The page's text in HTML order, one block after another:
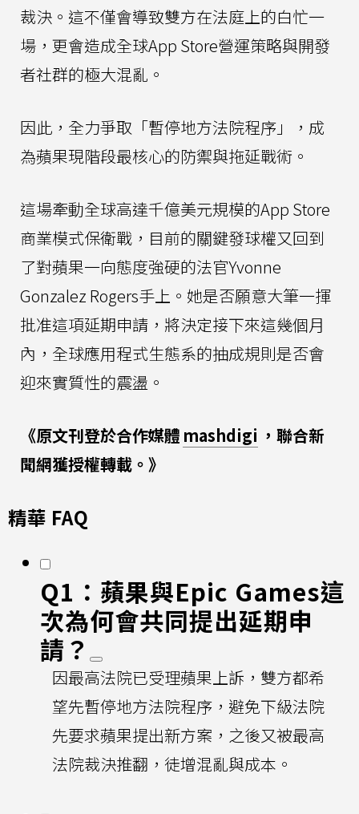
裁決。這不僅會導致雙方在法庭上的白忙一
場，更會造成全球App Store營運策略與開發
者社群的極大混亂。
因此，全力爭取「暫停地方法院程序」，成
為蘋果現階段最核心的防禦與拖延戰術。
這場牽動全球高達千億美元規模的App Store
商業模式保衛戰，目前的關鍵發球權又回到
了對蘋果一向態度強硬的法官Yvonne
Gonzalez Rogers手上。她是否願意大筆一揮
批准這項延期申請，將決定接下來這幾個月
內，全球應用程式生態系的抽成規則是否會
迎來實質性的震盪。
《原文刊登於合作媒體 mashdigi ，聯合新
聞網獲授權轉載。》
精華 FAQ
Q1：蘋果與Epic Games這
次為何會共同提出延期申
請？
因最高法院已受理蘋果上訴，雙方都希
望先暫停地方法院程序，避免下級法院
先要求蘋果提出新方案，之後又被最高
法院裁決推翻，徒增混亂與成本。